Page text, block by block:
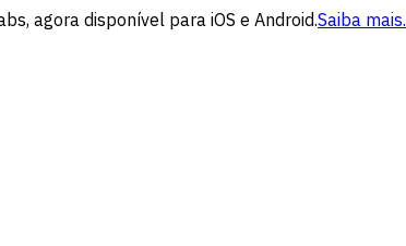
agora disponível para iOS e Android.Saiba mais.